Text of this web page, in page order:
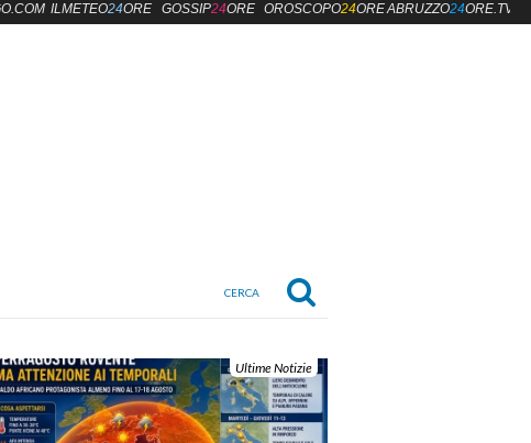
Ultime Notizie
ILMETEO24ORE GOSSIP24ORE OROSCOPO24OREABRUZZO24ORE.TV